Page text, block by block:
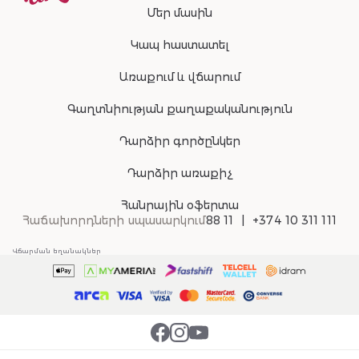
Մեր մասին
Կապ հաստատել
Առաքում և վճարում
Գաղտնիության քաղաքականություն
Դարձիր գործընկեր
Դարձիր առաքիչ
Հանրային օֆերտա
Հաճախորդների սպասարկում88 11 +374 10 311 111
Վճարման եղանակներ